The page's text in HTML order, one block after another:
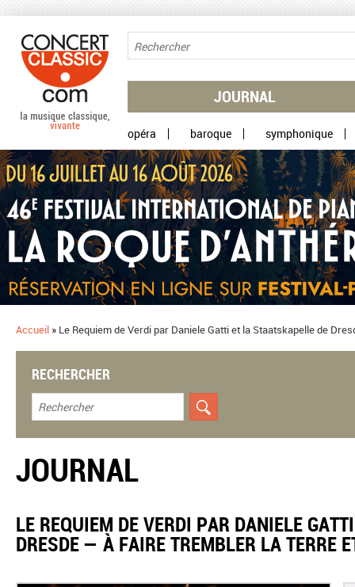
JOURNAL
opéra baroque symphonique
Accueil » ​Le Requiem de Verdi par Daniele Gatti et la Staatskapelle de
RECHERCHER
JOURNAL
​LE REQUIEM DE VERDI PAR DANIELE
DRESDE — À FAIRE TREMBLER LA TERRE